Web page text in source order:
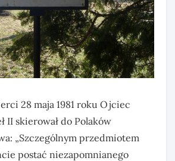
28 maja 1981 roku Ojciec
II skierował do Polaków
„Szczególnym przedmiotem
postać niezapomnianego